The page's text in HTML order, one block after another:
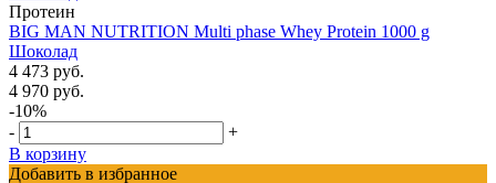
Протеин
BIG MAN NUTRITION Multi phase Whey Protein 1000 g
Шоколад
4 473 руб.
4 970 руб.
-10%
-
+
В корзину
Добавить в избранное